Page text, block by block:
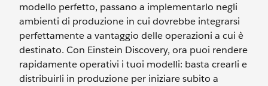
modello perfetto, passano a implementarlo negli
ambienti di produzione in cui dovrebbe integrarsi
perfettamente a vantaggio delle operazioni a cui è
destinato. Con Einstein Discovery, ora puoi rendere
rapidamente operativi i tuoi modelli: basta crearli e
distribuirli in produzione per iniziare subito a